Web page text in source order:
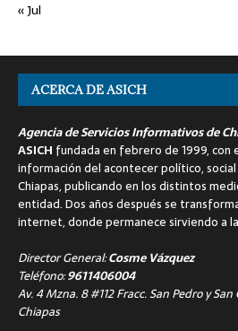
« Jul
ACERCA DE ASICH
Agencia de Servicios Informativos de
ASICH fundada en febrero de 1999, con
información del acontecer político,
Chiapas, publicando en los distintos
entidad. Dos años después se
internet, donde permanece sirviendo a
Director General:Cosme Vázquez
Teléfono:9611406004
Av. 4 Mzna. 8 #112 Fracc. San Pedro y
Chiapas